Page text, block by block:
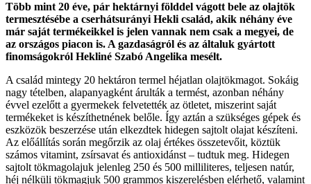
Több mint 20 éve, pár hektárnyi földdel vágott bele az olajtök
termesztésébe a cserhátsurányi Hekli család, akik néhány éve
már saját termékeikkel is jelen vannak nem csak a megyei, de
az országos piacon is. A gazdaságról és az általuk gyártott
finomságokról Hekliné Szabó Angelika mesélt.
A család mintegy 20 hektáron termel héjatlan olajtökmagot. Sokáig
nagy tételben, alapanyagként árulták a termést, azonban néhány
évvel ezelőtt a gyermekek felvetették az ötletet, miszerint saját
termékeket is készíthetnének belőle. Így aztán a szükséges gépek és
eszközök beszerzése után elkezdtek hidegen sajtolt olajat készíteni.
Az előállítás során megőrzik az olaj értékes összetevőit, köztük
számos vitamint, zsírsavat és antioxidánst – tudtuk meg. Hidegen
sajtolt tökmagolajuk jelenleg 250 és 500 milliliteres, teljesen natúr,
héj nélküli tökmagjuk 500 grammos kiszerelésben elérhető, valamint